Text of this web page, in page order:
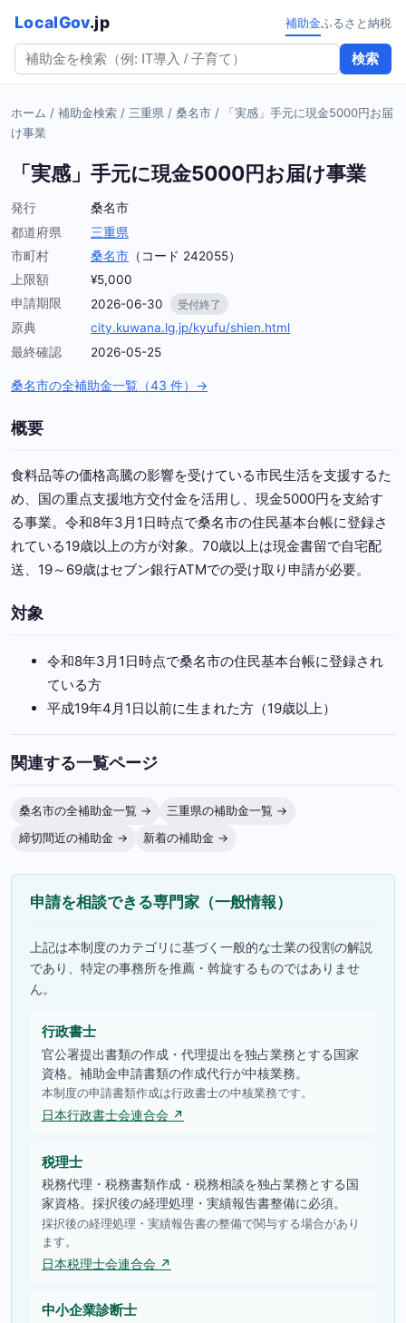
LocalGov.jp
検索
補助金ふるさと納税
ホーム / 補助金検索 / 三重県 / 桑名市 /
「実感」手元に現金5000円お届
け事業
「実感」手元に現金5000円お届け事業
発行
桑名市
都道府県
三重県
市町村
桑名市 （コード 242055）
上限額
¥5,000
申請期限
2026-06-30 受付終了
原典
city.kuwana.lg.jp/kyufu/shien.html
最終確認
2026-05-25
桑名市の全補助金一覧（43 件）→
概要
食料品等の価格高騰の影響を受けている市民生活を支援するた
め、国の重点支援地方交付金を活用し、現金5000円を支給す
る事業。令和8年3月1日時点で桑名市の住民基本台帳に登録さ
れている19歳以上の方が対象。70歳以上は現金書留で自宅配
送、19～69歳はセブン銀行ATMでの受け取り申請が必要。
対象
令和8年3月1日時点で桑名市の住民基本台帳に登録され
ている方
平成19年4月1日以前に生まれた方（19歳以上）
関連する一覧ページ
桑名市の全補助金一覧 →
三重県の補助金一覧 →
締切間近の補助金 →
新着の補助金 →
申請を相談できる専門家（一般情報）
上記は本制度のカテゴリに基づく一般的な士業の役割の解説
であり、特定の事務所を推薦・斡旋するものではありませ
ん。
行政書士
官公署提出書類の作成・代理提出を独占業務とする国家
資格。補助金申請書類の作成代行が中核業務。
本制度の申請書類作成は行政書士の中核業務です。
日本行政書士会連合会 ↗
税理士
税務代理・税務書類作成・税務相談を独占業務とする国
家資格。採択後の経理処理・実績報告書整備に必須。
採択後の経理処理・実績報告書の整備で関与する場合があり
ます。
日本税理士会連合会 ↗
中小企業診断士